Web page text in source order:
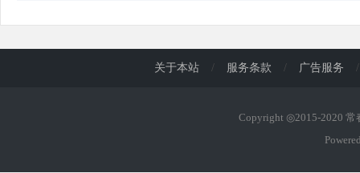
关于本站 / 服务条款 / 广告服务 /
Copyright ◎2015-2020 常